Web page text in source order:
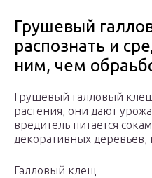
Грушевый
распознать и
ним, чем
Грушевый галловый
растения, они дают
вредитель питается
декоративных деревьев,
Галловый клещ